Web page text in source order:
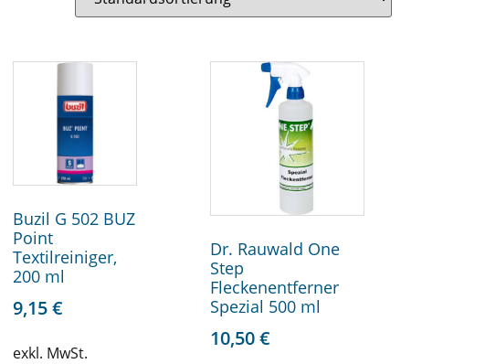
Buzil G 502 BUZ
Point
Textilreiniger,
200 ml
9,15€
exkl. MwSt.
Dr. Rauwald One
Step
Fleckenentferner
Spezial 500 ml
10,50€